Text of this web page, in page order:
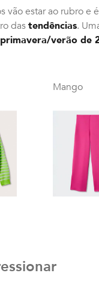
vão estar ao rubro e
dastendências.
primavera/verão de
Mango